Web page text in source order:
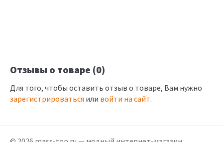
Отзывы о товаре (0)
Для того, чтобы оставить отзыв о товаре, Вам нужно
зарегистрироваться или войти на сайт.